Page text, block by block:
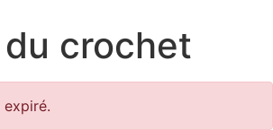
crochet
expiré.